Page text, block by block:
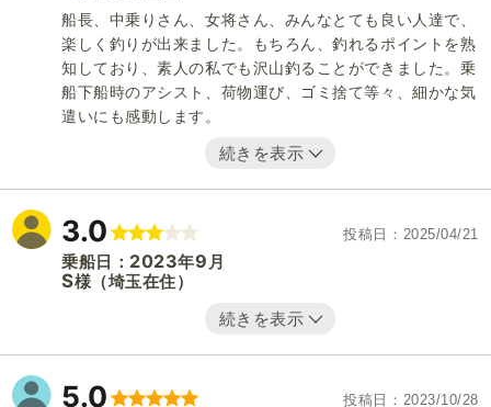
船長、中乗りさん、女将さん、みんなとても良い人達で、
楽しく釣りが出来ました。もちろん、釣れるポイントを熟
知しており、素人の私でも沢山釣ることができました。乗
船下船時のアシスト、荷物運び、ゴミ捨て等々、細かな気
遣いにも感動します。
続きを表示
3.0 投稿日 2025/04/21
乗船日： 2023年9 月
S様 （埼玉在住）
続きを表示
5.0 投稿日 2023/10/28